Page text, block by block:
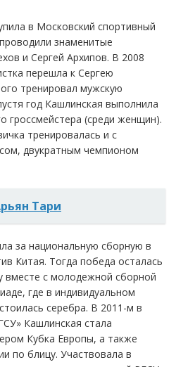
в Московский спортивный
знаменитые
и Сергей Архипов. В 2008
перешла к Сергею
тренировал мужскую
год Кашлинская выполнила
гроссмейстера (среди женщин).
тренировалась и с
двукратным чемпионом
Тари
за национальную сборную в
Китая. Тогда победа осталась
вместе с молодежной сборной
где в индивидуальном
серебра. В 2011-м в
Кашлинская стала
Кубка Европы, а также
по блицу. Участвовала в